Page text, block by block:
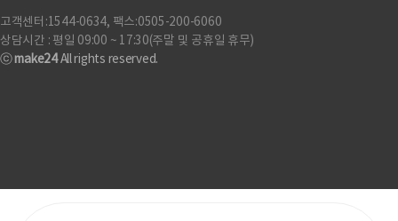
고객센터:1544-0634, 팩스:0505-200-6060
상담시간 : 평일 09:00 ~ 17:30(주말 및 공휴일 휴무)
ⓒmake24All rights reserved.